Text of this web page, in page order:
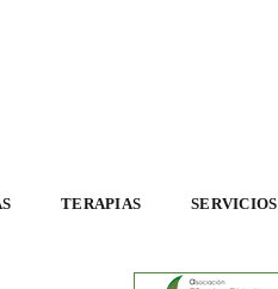
TERAPIAS SERVICIOS